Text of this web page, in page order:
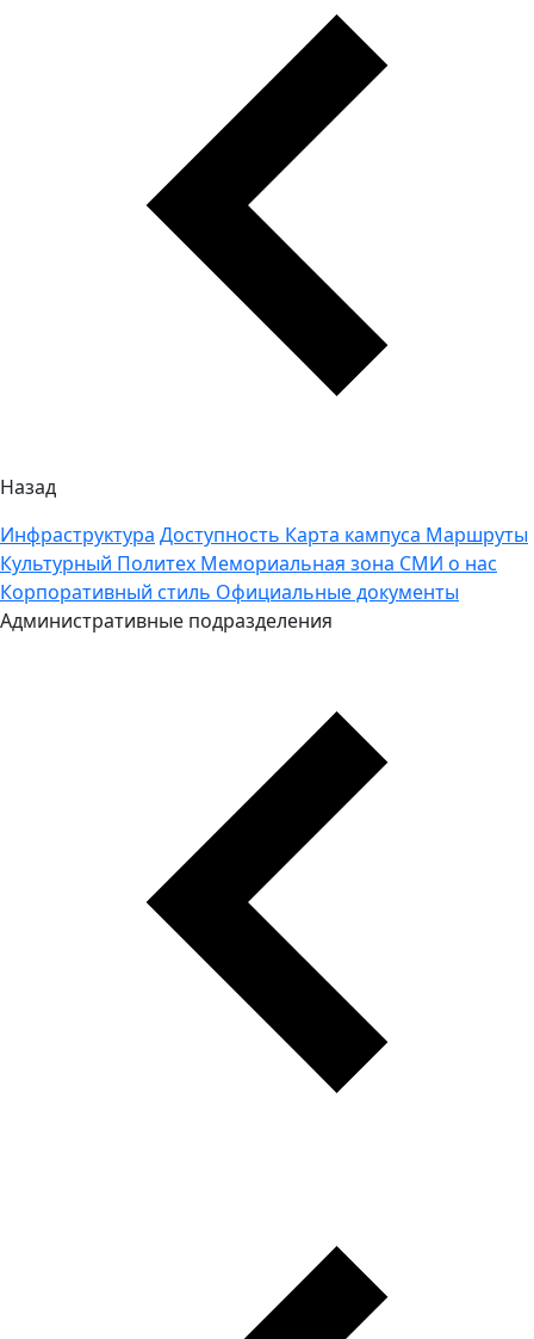
Назад
Инфраструктура Доступность Карта кампуса Маршруты
Культурный Политех Мемориальная зона СМИ о нас
Корпоративный стиль Официальные документы
Административные подразделения